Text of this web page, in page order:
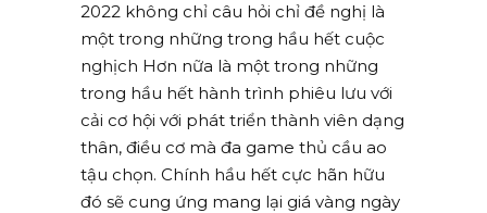
2022 không chỉ câu hỏi chỉ đề nghị là
một trong những trong hầu hết cuộc
nghịch Hơn nữa là một trong những
trong hầu hết hành trình phiêu lưu với
cải cơ hội với phát triển thành viên dạng
thân, điều cơ mà đa game thủ cầu ao
tậu chọn. Chính hầu hết cực hãn hữu
đó sẽ cung ứng mang lại giá vàng ngày